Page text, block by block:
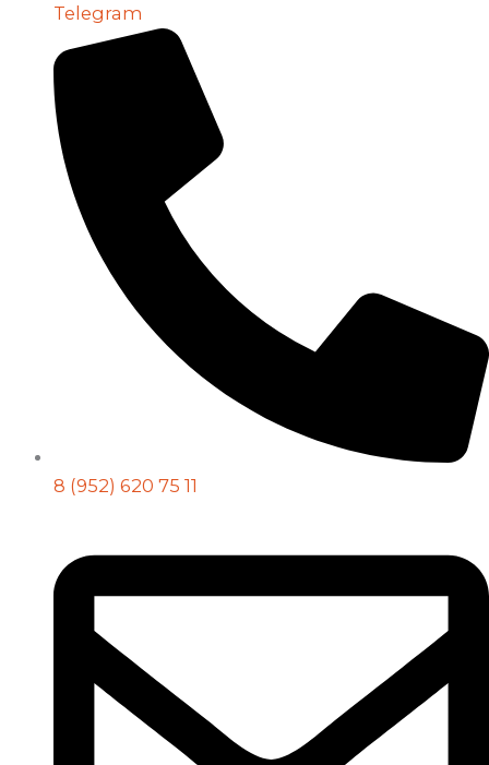
Telegram
8 (952) 620 75 11